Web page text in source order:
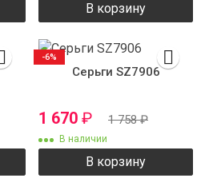
В корзину
Серьги SZ7906
1 670 ₽ 1 758₽
В наличии
В корзину
-6%